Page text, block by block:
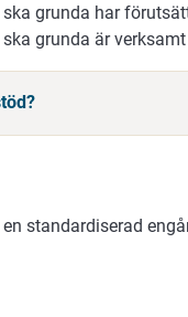
grunda har
grunda är
standardiserad